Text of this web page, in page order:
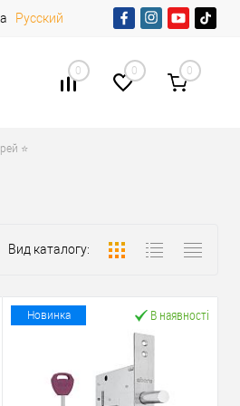
Русский
0 0 0
⭐
Вид каталогу:
Новинка В наявності